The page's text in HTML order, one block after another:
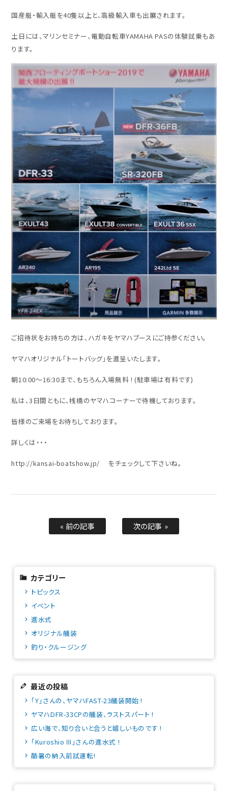
国産艇・輸入艇を40隻以上と、高級輸入車も出展されます。
土日には、マリンセミナー、電動自転車YAMAHA PASの体験試乗もあ
ります。
ご招待状をお持ちの方は、ハガキをヤマハブースにご持参ください。
ヤマハオリジナル「トートバッグ」を進呈いたします。
朝10:00～16:30まで、もちろん入場無料 ! (駐車場は有料です)
私は、3日間ともに、桟橋のヤマハコーナーで待機しております。
皆様のご来場をお待ちしております。
詳しくは・・・
http://kansai-boatshow.jp/ をチェックして下さいね。
« 前の記事 次の記事 »
カテゴリー
トピックス
イベント
進水式
オリジナル艤装
釣り・クルージング
最近の投稿
「Y」さんの、ヤマハFAST-23艤装開始 !
ヤマハDFR-33CPの艤装、ラストスパート !
広い海で、知り合いと会うと嬉しいものです !
「Kuroshio Ⅲ」さんの進水式 !
酷暑の納入前試運転!